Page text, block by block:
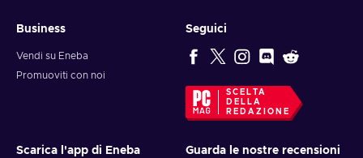
Business
Vendi su Eneba
Promuoviti con noi
Seguici
SCELTA
DELLA
REDAZIONE
Scarica l'app di Eneba Guarda le nostre recensioni